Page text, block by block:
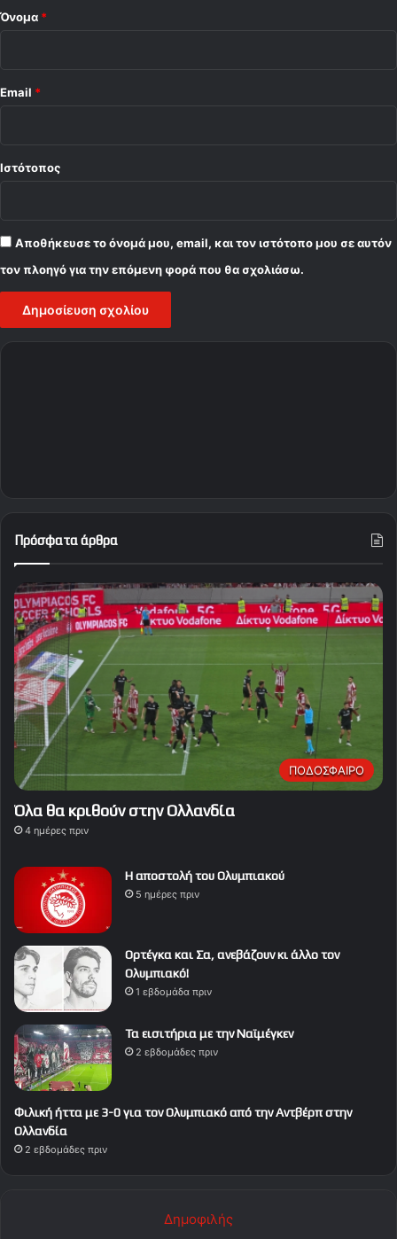
Όνομα *
Email *
Ιστότοπος
Αποθήκευσε το όνομά μου, email, και τον ιστότοπο μου σε αυτόν
τον πλοηγό για την επόμενη φορά που θα σχολιάσω.
Πρόσφατα άρθρα
ΠΟΔΟΣΦΑΙΡΟ
Όλα θα κριθούν στην Ολλανδία
4 ημέρες πριν
Η αποστολή του Ολυμπιακού
5 ημέρες πριν
Ορτέγκα και Σα, ανεβάζουν κι άλλο τον
Ολυμπιακό!
1 εβδομάδα πριν
Τα εισιτήρια με την Ναϊμέγκεν
2 εβδομάδες πριν
Φιλική ήττα με 3-0 για τον Ολυμπιακό από την Αντβέρπ στην
Ολλανδία
2 εβδομάδες πριν
Δημοφιλής